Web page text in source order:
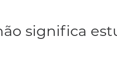
significa